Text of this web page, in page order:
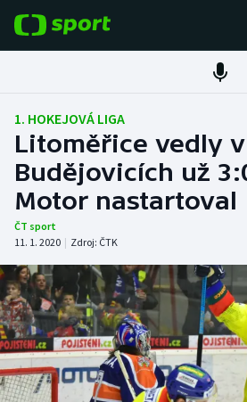
Fotbal
Hokej
Tenis
Atletika
Cyklistika
DALŠÍ SPORTY
Americký fotbal
NEPŘEHLÉDNĚTE
1. HOKEJOVÁ LIGA
Litoměřice vedly v
Budějovicích už
Motor nastartoval
ČT sport
11. 1. 2020 | Zdroj: ČTK